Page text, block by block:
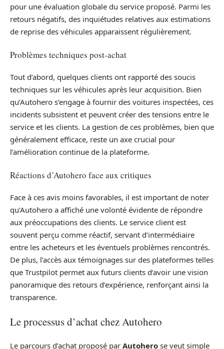
pour une évaluation globale du service proposé. Parmi les
retours négatifs, des inquiétudes relatives aux estimations
de reprise des véhicules apparaissent régulièrement.
Problèmes techniques post-achat
Tout d’abord, quelques clients ont rapporté des soucis
techniques sur les véhicules après leur acquisition. Bien
qu’Autohero s’engage à fournir des voitures inspectées, ces
incidents subsistent et peuvent créer des tensions entre le
service et les clients. La gestion de ces problèmes, bien que
généralement efficace, reste un axe crucial pour
l’amélioration continue de la plateforme.
Réactions d’Autohero face aux critiques
Face à ces avis moins favorables, il est important de noter
qu’Autohero a affiché une volonté évidente de répondre
aux préoccupations des clients. Le service client est
souvent perçu comme réactif, servant d’intermédiaire
entre les acheteurs et les éventuels problèmes rencontrés.
De plus, l’accès aux témoignages sur des plateformes telles
que Trustpilot permet aux futurs clients d’avoir une vision
panoramique des retours d’expérience, renforçant ainsi la
transparence.
Le processus d’achat chez Autohero
Le parcours d’achat proposé par Autohero se veut simple